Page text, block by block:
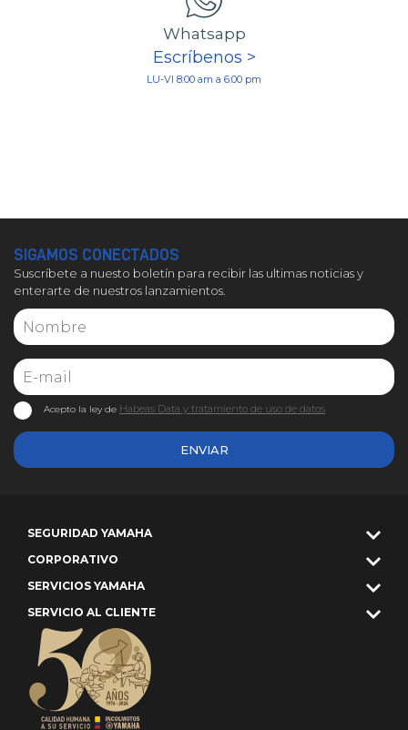
Whatsapp
Escríbenos >
LU-VI 8:00 am a 6:00 pm
SIGAMOS CONECTADOS
Suscríbete a nuesto boletín para recibir las ultimas noticias y
enterarte de nuestros lanzamientos.
ENVIAR
Acepto la ley de Habeas Data y tratamiento de uso de datos
SEGURIDAD YAMAHA
CORPORATIVO
SERVICIOS YAMAHA
SERVICIO AL CLIENTE